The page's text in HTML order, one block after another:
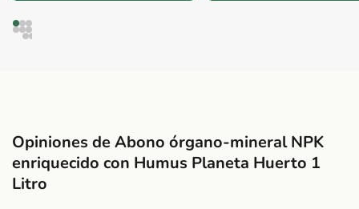
Opiniones de Abono órgano-mineral NPK
enriquecido con Humus Planeta Huerto 1
Litro